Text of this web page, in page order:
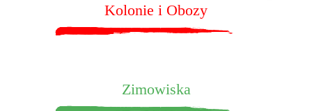
Kolonie i Obozy
Zimowiska